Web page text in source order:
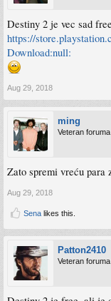
Destiny 2 je vec sad
https://
Download:null:
Aug 29, 2018
ming
Veteran foruma
Zato spremi vreću para
Aug 29, 2018
Sena likes this.
Patton2410
Veteran foruma